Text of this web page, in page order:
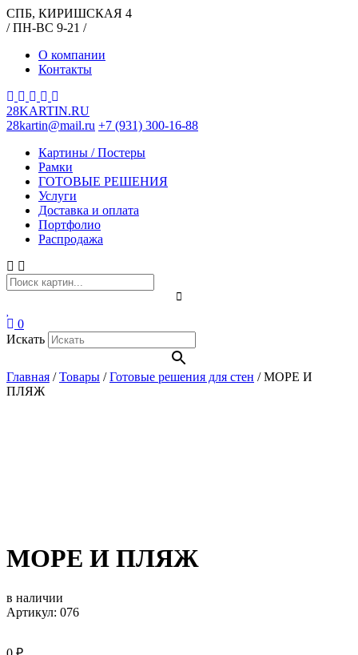
СПБ, КИРИШСКАЯ 4
/ ПН-ВС 9-21 /
О компании
Контакты
28KARTIN.RU
28kartin@mail.ru +7 (931) 300-16-88
Картины / Постеры
Рамки
ГОТОВЫЕ РЕШЕНИЯ
Услуги
Доставка и оплата
Портфолио
Распродажа
0
Искать
Главная /Товары /Готовые решения для стен /МОРЕ И
ПЛЯЖ
МОРЕ И ПЛЯЖ
в наличии
Артикул: 076